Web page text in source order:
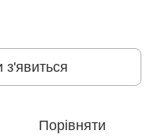
з'явиться
Порівняти